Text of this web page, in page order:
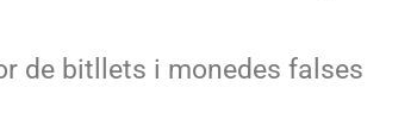
de bitllets i monedes falses